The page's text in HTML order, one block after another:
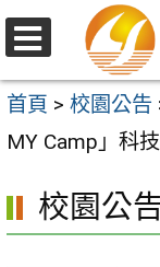
跳
至
主
要
容
區
選
單
首頁 > 校園公告
MY Camp」科
校園公